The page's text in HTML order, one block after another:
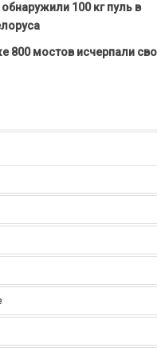
100 кг пуль в
800 мостов исчерпали